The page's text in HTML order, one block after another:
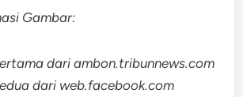
Gambar:
dari ambon.tribunnews.com
dari web.facebook.com